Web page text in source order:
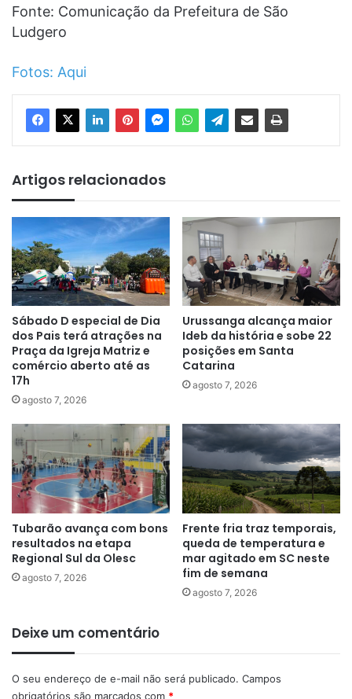
Fonte: Comunicação da Prefeitura de São
Ludgero
Fotos: Aqui
Artigos relacionados
Sábado D especial de Dia
dos Pais terá atrações na
Praça da Igreja Matriz e
comércio aberto até as
17h
agosto 7, 2026
Urussanga alcança maior
Ideb da história e sobe 22
posições em Santa
Catarina
agosto 7, 2026
Tubarão avança com bons
resultados na etapa
Regional Sul da Olesc
agosto 7, 2026
Frente fria traz temporais,
queda de temperatura e
mar agitado em SC neste
fim de semana
agosto 7, 2026
Deixe um comentário
O seu endereço de e-mail não será publicado. Campos
obrigatórios são marcados com *